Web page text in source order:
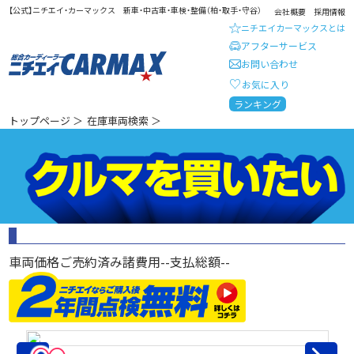
【公式】ニチエイ・カーマックス 新車・中古車・車検・整備（柏・取手・守谷） 会社概要 採用情報
総合カーディーラー ニチエイ・
ニチエイカーマックスとは
アフターサービス
お問い合わせ
お気に入り
ランキング
トップページ ＞ 在庫車両検索 ＞
車両価格ご売約済み諸費用--支払総額--